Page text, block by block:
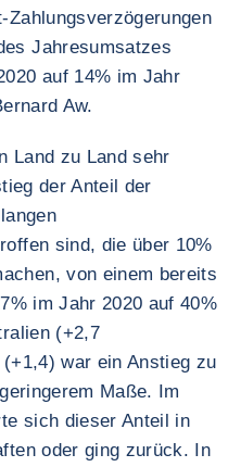
Zahlungsverzögerungen
Jahresumsatzes
auf 14% im Jahr
Aw.
Land zu Land sehr
der Anteil der
sind, die über 10%
von einem bereits
im Jahr 2020 auf 40%
(+2,7
war ein Anstieg zu
Maße. Im
sich dieser Anteil in
oder ging zurück. In